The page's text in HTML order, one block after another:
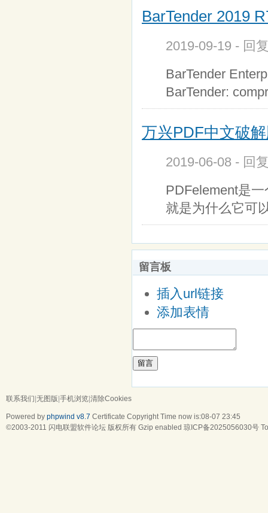
BarTender 2019
2019-09-19 - 回
BarTender
BarTender:
万兴PDF中文破
2019-06-08 - 回
PDFelement是
就是为什么它可
留言板
插入url链接
添加表情
留言
联系我们|无图版|手机浏览|清除Cookies
Powered by phpwind v8.7 Certificate Copyright Time now is:08-07 23:45
©2003-2011 闪电联盟软件论坛 版权所有 Gzip enabled 琼ICP备2025056030号